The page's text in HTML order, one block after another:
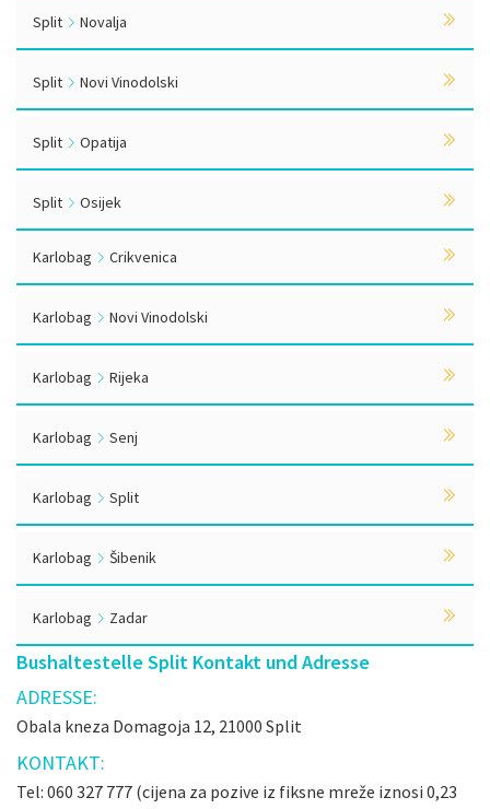
Split Novalja
Split Novi Vinodolski
Split Opatija
Split Osijek
Karlobag Crikvenica
Karlobag Novi Vinodolski
Karlobag Rijeka
Karlobag Senj
Karlobag Split
Karlobag Šibenik
Karlobag Zadar
Bushaltestelle Split Kontakt und Adresse
ADRESSE:
Obala kneza Domagoja 12, 21000 Split
KONTAKT:
Tel: 060 327 777 (cijena za pozive iz fiksne mreže iznosi 0,23